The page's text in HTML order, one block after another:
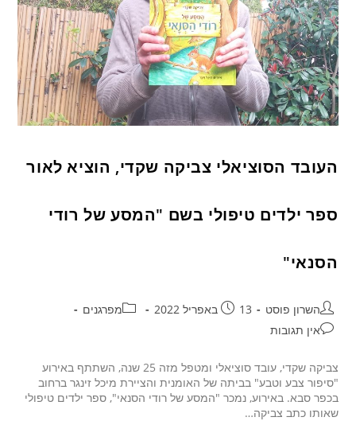
העובד הסוציאלי צביקה שקדי, הוציא לאור
ספר ילדים טיפולי בשם "המסע של רודי
הסנאי"
השרון פוסט 13 באפריל 2022
מפרגנים
אין תגובות
צביקה שקדי, עובד סוציאלי ומטפל מזה 25 שנה, השתתף באירוע
"סיפור צבע וטבע" בביתה של האומנית והציירת מיכל זינגר ברחוב
בכפר סבא. באירוע, נמכר "המסע של רודי הסנאי", ספר ילדים טיפולי
שאותו כתב צביקה…